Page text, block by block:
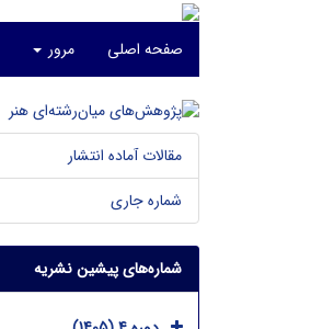
صفحه اصلی مرور
مقالات آماده انتشار
شماره جاری
شماره‌های پیشین نشریه